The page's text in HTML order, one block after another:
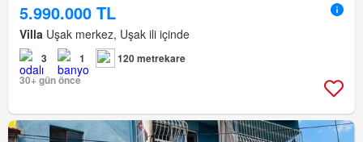
5.990.000 TL
Villa Uşak merkez, Uşak ili içinde
3 1
120 metrekare
30+ gün önce